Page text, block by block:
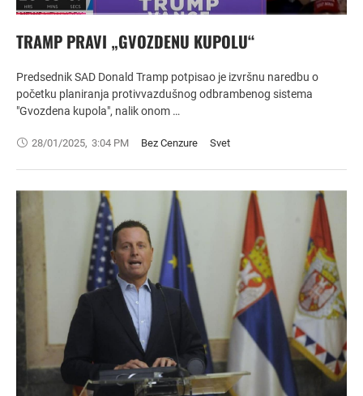
TRAMP PRAVI „GVOZDENU KUPOLU“
Predsednik SAD Donald Tramp potpisao je izvršnu naredbu o
početku planiranja protivvazdušnog odbrambenog sistema
"Gvozdena kupola", nalik onom …
28/01/2025, 3:04 PM Bez Cenzure Svet